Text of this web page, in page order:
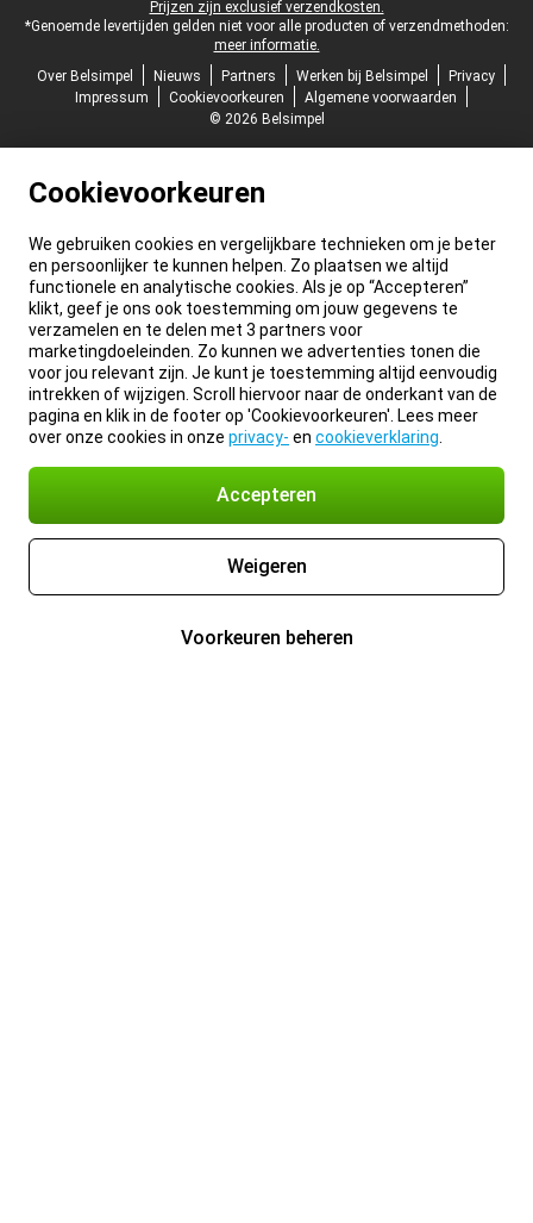
Prijzen zijn exclusief verzendkosten.
*Genoemde levertijden gelden niet voor alle producten of verzendmethoden:
meer informatie.
Over Belsimpel
Nieuws Partners Werken bij Belsimpel
Privacy
Impressum
Cookievoorkeuren
Algemene voorwaarden
© 2026 Belsimpel
Cookievoorkeuren
We gebruiken cookies en vergelijkbare technieken om je beter
en persoonlijker te kunnen helpen. Zo plaatsen we altijd
functionele en analytische cookies. Als je op “Accepteren”
klikt, geef je ons ook toestemming om jouw gegevens te
verzamelen en te delen met 3 partners voor
marketingdoeleinden. Zo kunnen we advertenties tonen die
voor jou relevant zijn. Je kunt je toestemming altijd eenvoudig
intrekken of wijzigen. Scroll hiervoor naar de onderkant van de
pagina en klik in de footer op 'Cookievoorkeuren'. Lees meer
over onze cookies in onze privacy- en cookieverklaring
Accepteren
Weigeren
Voorkeuren beheren